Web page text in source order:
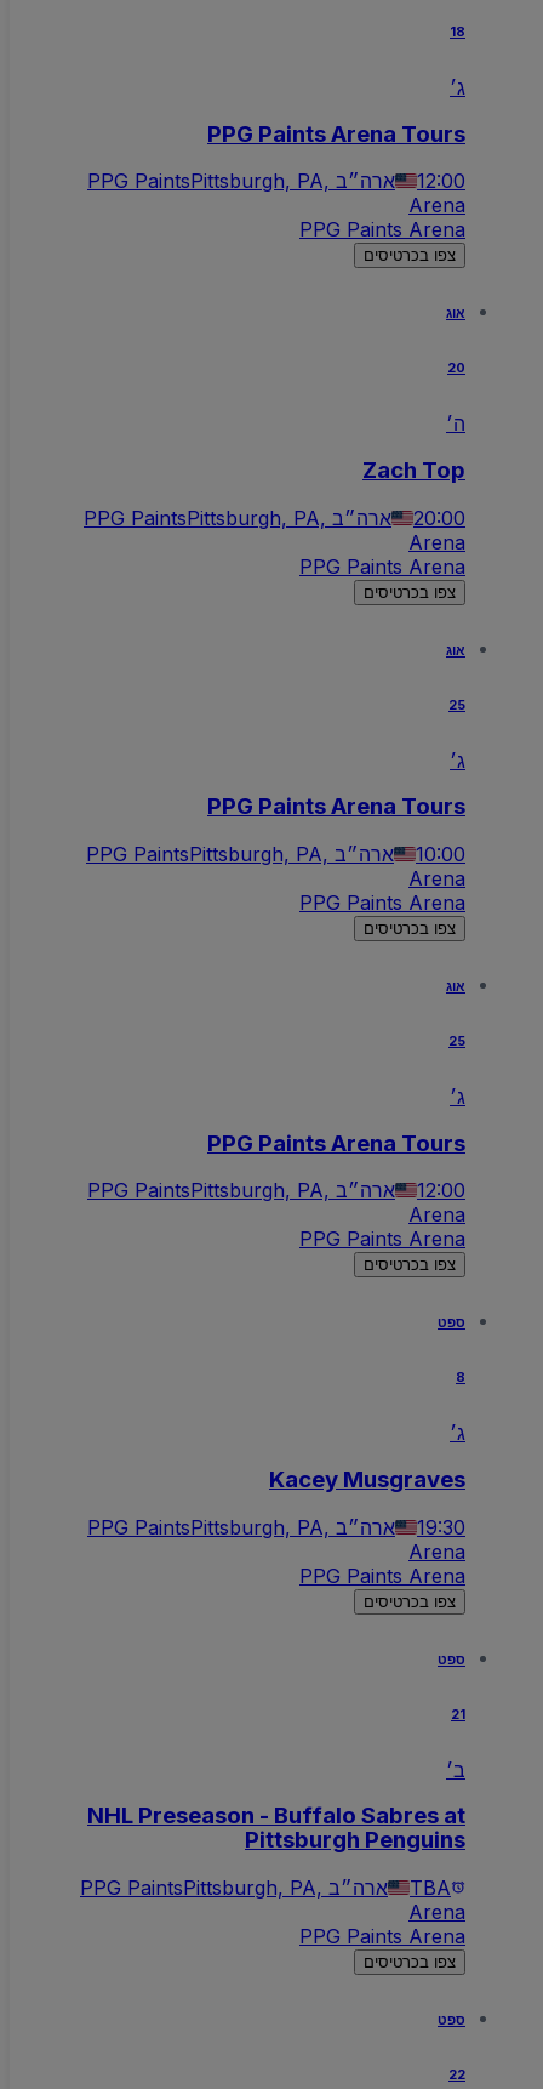
PPG Paints Arena Tours
12:00 Pittsburgh, PA, ארה״ב
PPG Paints
Arena
PPG Paints Arena
צפו בכרטיסים
אוג
20
ה׳
Zach Top
20:00 Pittsburgh, PA, ארה״ב
PPG Paints
Arena
PPG Paints Arena
צפו בכרטיסים
אוג
25
PPG Paints Arena Tours
10:00 Pittsburgh, PA, ארה״ב
PPG Paints
Arena
PPG Paints Arena
צפו בכרטיסים
אוג
25
PPG Paints Arena Tours
12:00 Pittsburgh, PA, ארה״ב
PPG Paints
Arena
PPG Paints Arena
צפו בכרטיסים
ספט
ג׳
Kacey Musgraves
19:30 Pittsburgh, PA, ארה״ב
PPG Paints
Arena
PPG Paints Arena
צפו בכרטיסים
ספט
ב׳
NHL Preseason - Buffalo Sabres at
Pittsburgh Penguins
TBA Pittsburgh, PA, ארה״ב
PPG Paints
Arena
PPG Paints Arena
צפו בכרטיסים
ספט
22